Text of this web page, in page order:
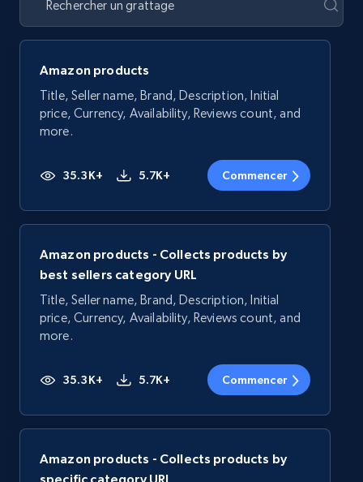
Amazon products
Title, Seller name, Brand, Description, Initial
price, Currency, Availability, Reviews count, and
more.
35.3K+ 5.7K+ Commencer
Amazon products - Collects products by
best sellers category URL
Title, Seller name, Brand, Description, Initial
price, Currency, Availability, Reviews count, and
more.
35.3K+ 5.7K+ Commencer
Amazon products - Collects products by
specific category URL